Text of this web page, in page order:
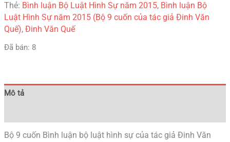
Thẻ: Bình luận Bộ Luật Hình Sự năm 2015, Bình luận Bộ
Luật Hình Sự năm 2015 (Bộ 9 cuốn của tác giả Đinh Văn
Quế), Đinh Văn Quế
Đã bán: 8
Mô tả
Bộ 9 cuốn Bình luận bộ luật hình sự của tác giả Đinh Văn